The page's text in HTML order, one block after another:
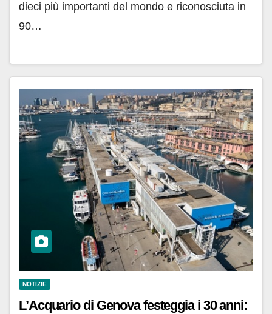
dieci più importanti del mondo e riconosciuta in
90…
NOTIZIE
L’Acquario di Genova festeggia i 30 anni: